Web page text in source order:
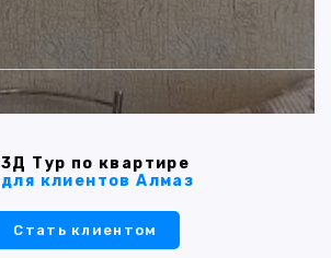
3Д Тур по квартире
для клиентов Алмаз
Стать клиентом